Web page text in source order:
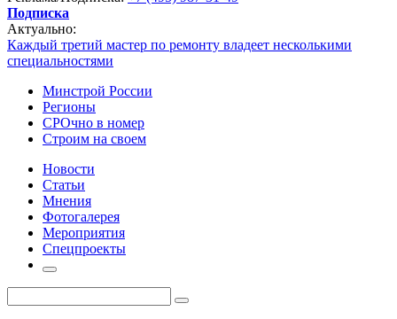
Подписка
Актуально:
Каждый третий мастер по ремонту владеет несколькими
специальностями
Минстрой России
Регионы
СРОчно в номер
Строим на своем
Новости
Статьи
Мнения
Фотогалерея
Мероприятия
Спецпроекты